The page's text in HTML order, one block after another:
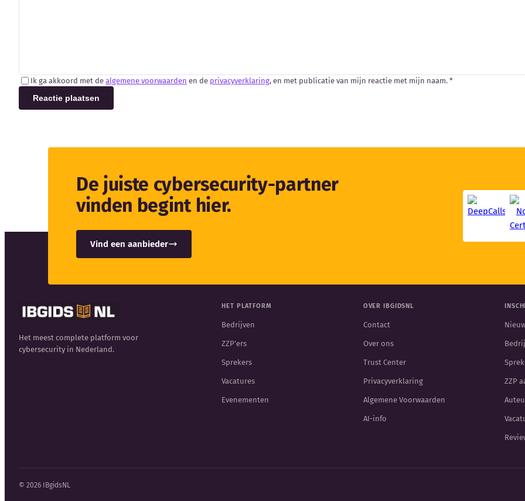
Ik ga akkoord met de algemene voorwaarden en de privacyverklaring, en met publicatie van mijn reactie met mijn naam. *
Reactie plaatsen
De juiste cybersecurity-partner
vinden begint hier.
Vind een aanbieder
Het meest complete platform voor
cybersecurity in Nederland.
HET PLATFORM
Bedrijven
ZZP'ers
Sprekers
Vacatures
Evenementen
OVER IBGIDSNL
Contact
Over ons
Trust Center
Privacyverklaring
Algemene Voorwaarden
AI-info
ZZP
© 2026 IBgidsNL